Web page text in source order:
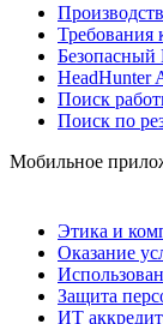
Безопасный
HeadHunter
Поиск
Поиск по
Мобильное
Этика и
Оказание
Защита
ИТ